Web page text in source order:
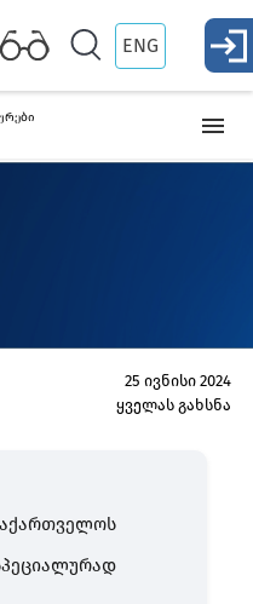
ENG
25 ივნისი 2024
ყველას გახსნა